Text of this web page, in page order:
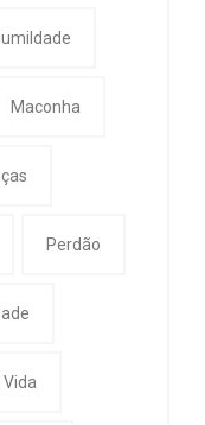
Maconha
Perdão